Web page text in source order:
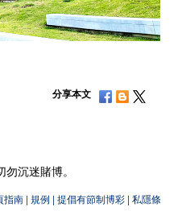
分享本文
沉迷賭博。
指南 | 規例 | 提倡有節制博彩 | 私隱條